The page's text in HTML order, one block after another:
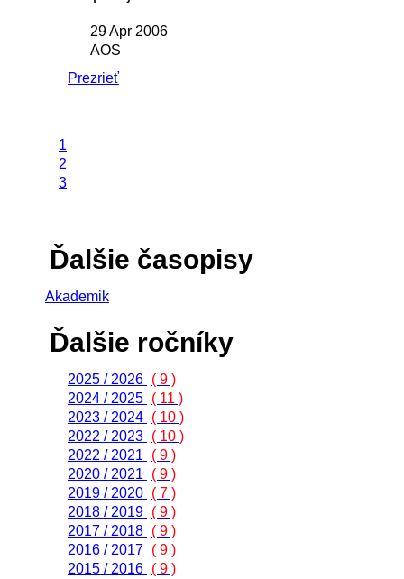
29 Apr 2006
AOS
Prezrieť
1
2
3
Ďalšie časopisy
Akademik
Ďalšie ročníky
2025 / 2026 ( 9 )
2024 / 2025 ( 11 )
2023 / 2024 ( 10 )
2022 / 2023 ( 10 )
2022 / 2021
( 9 )
2020 / 2021
( 9 )
2019 / 2020 ( 7 )
2018 / 2019 ( 9 )
2017 / 2018 ( 9 )
2016 / 2017 ( 9 )
2015 / 2016 ( 9 )